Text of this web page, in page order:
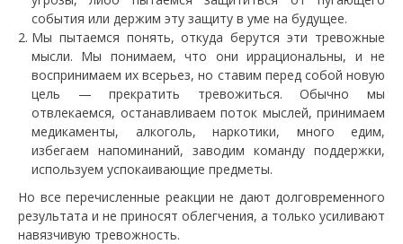
события или держим эту защиту в уме на будущее.
Мы пытаемся понять, откуда берутся эти тревожные
мысли. Мы понимаем, что они иррациональны, и не
воспринимаем их всерьез, но ставим перед собой новую
цель — прекратить тревожиться. Обычно мы
отвлекаемся, останавливаем поток мыслей, принимаем
медикаменты, алкоголь, наркотики, много едим,
избегаем напоминаний, заводим команду поддержки,
используем успокаивающие предметы.
Но все перечисленные реакции не дают долговременного
результата и не приносят облегчения, а только усиливают
навязчивую тревожность.